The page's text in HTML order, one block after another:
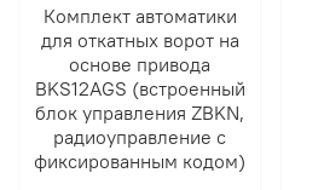
Комплект автоматики
для откатных ворот на
основе привода
BKS12AGS (встроенный
блок управления ZBKN,
радиоуправление с
фиксированным кодом)